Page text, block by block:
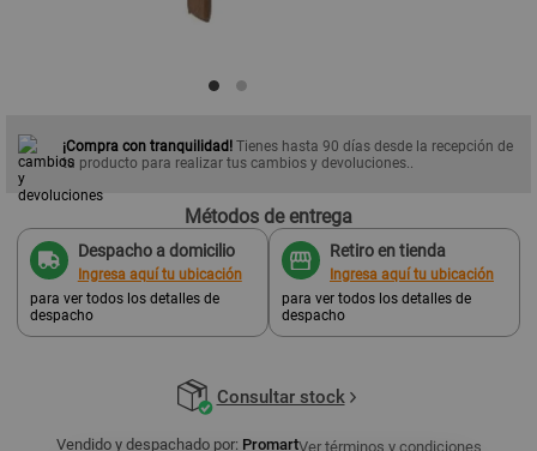
¡Compra con tranquilidad! Tienes hasta 90 días desde la recepción de
tu producto para realizar tus cambios y devoluciones..
Métodos de entrega
Despacho a domicilio
Ingresa aquí tu ubicación
para ver todos los detalles de
despacho
Retiro en tienda
Ingresa aquí tu ubicación
para ver todos los detalles de
despacho
Consultar stock
Vendido y despachado por: PromartVer términos y condiciones